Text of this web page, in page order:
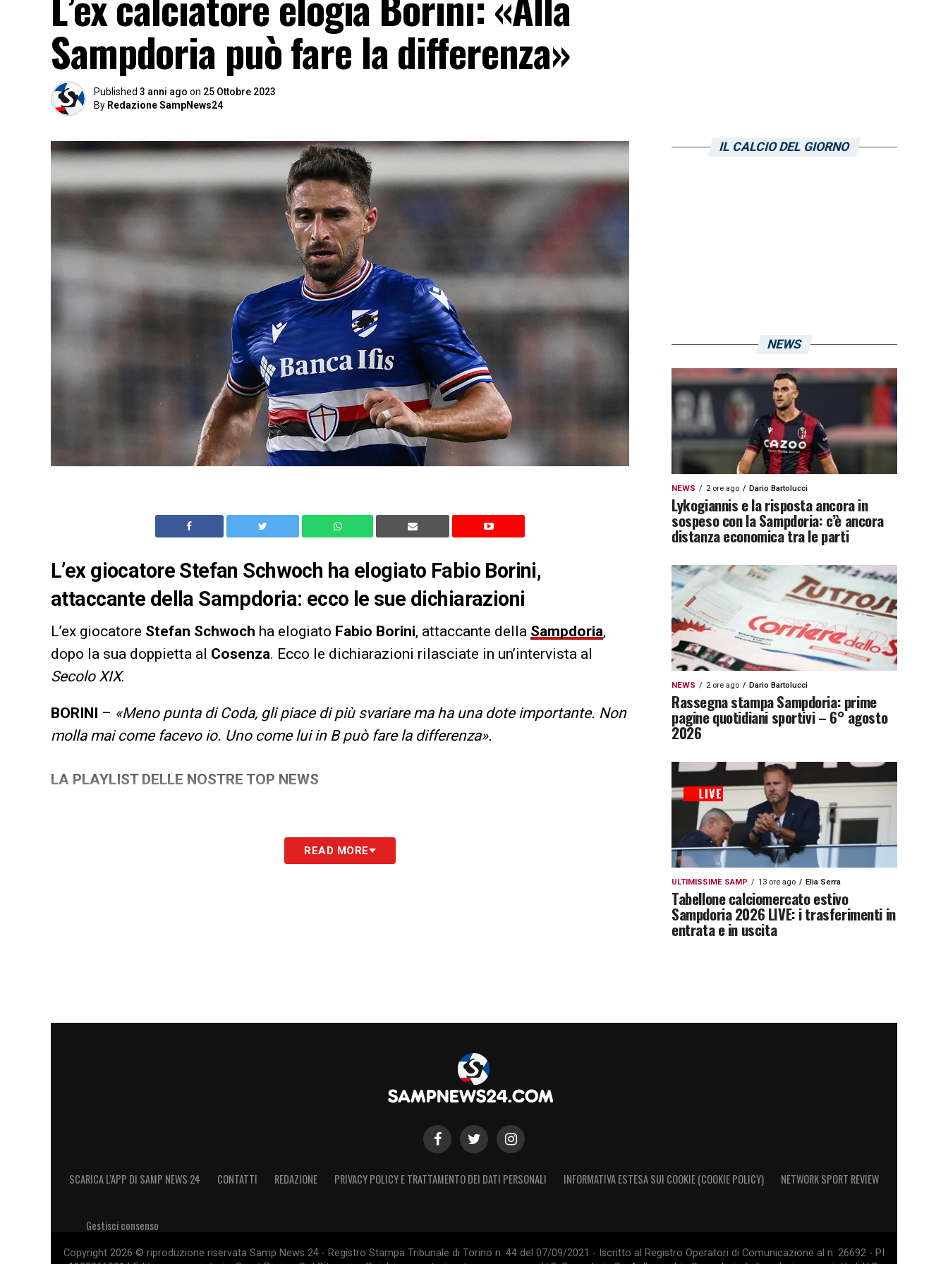
Sampdoria può fare la differenza»
Published 3 anni ago on 25 Ottobre 2023
By Redazione SampNews24
L’ex giocatore Stefan Schwoch ha elogiato Fabio Borini,
attaccante della Sampdoria: ecco le sue dichiarazioni
L’ex giocatore Stefan Schwoch ha elogiato Fabio Borini, attaccante della Sampdoria,
dopo la sua doppietta al Cosenza. Ecco le dichiarazioni rilasciate in un’intervista al
Secolo XIX.
BORINI – «Meno punta di Coda, gli piace di più svariare ma ha una dote importante. Non
molla mai come facevo io. Uno come lui in B può fare la differenza».
LA PLAYLIST DELLE NOSTRE TOP NEWS
READ MORE
IL CALCIO DEL GIORNO
NEWS
NEWS 2 ore ago Dario Bartolucci
Lykogiannis e la risposta ancora in
sospeso con la Sampdoria: c’è ancora
distanza economica tra le parti
NEWS 2 ore ago Dario Bartolucci
Rassegna stampa Sampdoria: prime
pagine quotidiani sportivi – 6° agosto
2026
ULTIMISSIME SAMP 13 ore ago Elia Serra
Tabellone calciomercato estivo
Sampdoria 2026 LIVE: i trasferimenti in
entrata e in uscita
SCARICA L’APP DI SAMP NEWS 24 CONTATTI REDAZIONE PRIVACY POLICY E TRATTAMENTO DEI DATI PERSONALI INFORMATIVA ESTESA SUI COOKIE (COOKIE POLICY) NETWORK SPORT REVIEW
Gestisci consenso
Copyright 2026 © riproduzione riservata Samp News 24 - Registro Stampa Tribunale di Torino n. 44 del 07/09/2021 - Iscritto al Registro Operatori di Comunicazione al n. 26692 - PI